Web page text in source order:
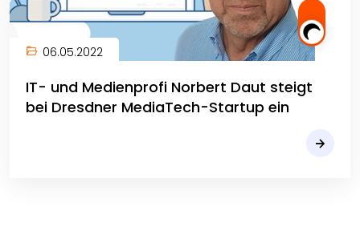
06.05.2022
IT- und Medienprofi Norbert Daut steigt
bei Dresdner MediaTech-Startup ein